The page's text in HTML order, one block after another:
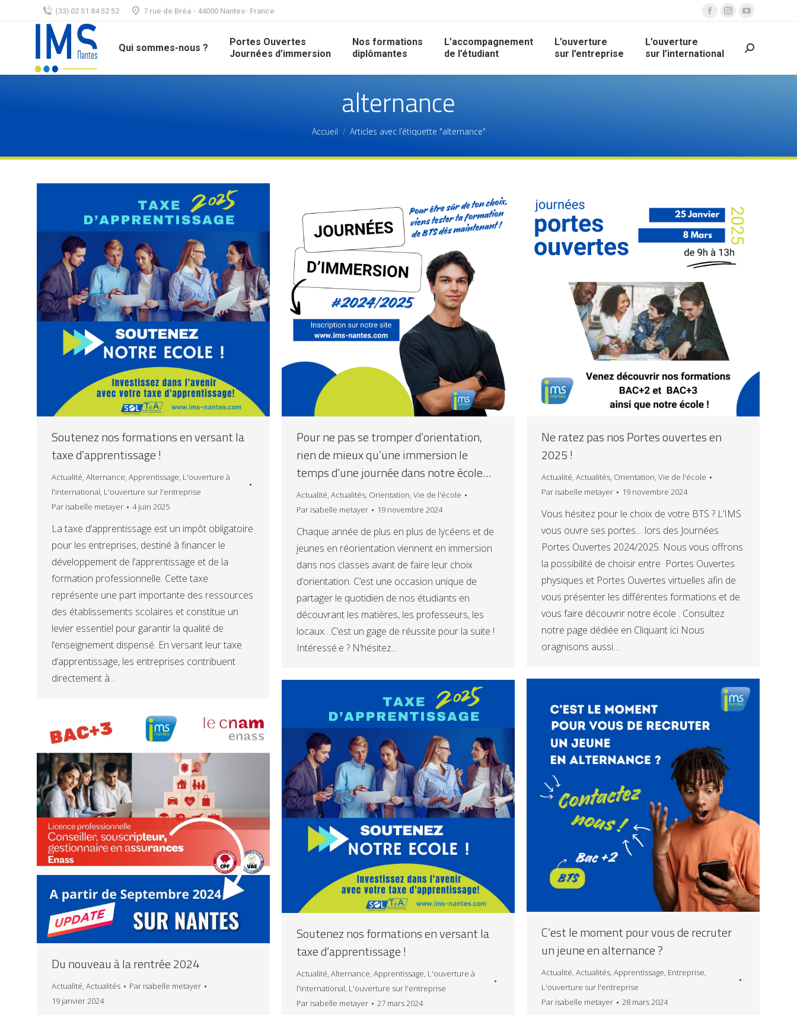
(33) 02 51 84 52 52 7 rue de Bréa - 44000 Nantes- France
Facebook
opens
new
Instagram
opens
new
YouTube
opens
new
Qui sommes-nous ?
Portes Ouvertes
Journées d’immersion
Nos formations
diplômantes
L’accompagnement
de l’étudiant
L’ouverture
sur l’entreprise
L’ouverture
sur l’international
Recherche
alternance
Accueil Articles avec l’étiquette "alternance"
Soutenez nos formations en versant la
taxe d’apprentissage !
Actualité, Alternance, Apprentissage, L'ouverture à
l'international, L'ouverture sur l'entreprise
Par isabelle metayer 4 juin 2025
La taxe d’apprentissage est un impôt obligatoire
pour les entreprises, destiné à financer le
développement de l’apprentissage et de la
formation professionnelle. Cette taxe
représente une part importante des ressources
des établissements scolaires et constitue un
levier essentiel pour garantir la qualité de
l’enseignement dispensé. En versant leur taxe
d’apprentissage, les entreprises contribuent
directement à…
Pour ne pas se tromper d’orientation,
rien de mieux qu’une immersion le
temps d’une journée dans notre école…
Actualité, Actualités, Orientation, Vie de l'école
Par isabelle metayer 19 novembre 2024
Chaque année de plus en plus de lycéens et de
jeunes en réorientation viennent en immersion
dans nos classes avant de faire leur choix
d’orientation. C’est une occasion unique de
partager le quotidien de nos étudiants en
découvrant les matières, les professeurs, les
locaux…C’est un gage de réussite pour la suite !
Intéressé.e ? N’hésitez…
Ne ratez pas nos Portes ouvertes en
2025 !
Actualité, Actualités, Orientation, Vie de l'école
Par isabelle metayer 19 novembre 2024
Vous hésitez pour le choix de votre BTS ? L’IMS
vous ouvre ses portes… lors des Journées
Portes Ouvertes 2024/2025. Nous vous offrons
la possibilité de choisir entre Portes Ouvertes
physiques et Portes Ouvertes virtuelles afin de
vous présenter les différentes formations et de
vous faire découvrir notre école . Consultez
notre page dédiée en Cliquant ici Nous
oragnisons aussi…
C’est le moment pour vous de recruter
un jeune en alternance ?
Actualité, Actualités, Apprentissage, Entreprise,
L'ouverture sur l'entreprise
Par isabelle metayer 28 mars 2024
Soutenez nos formations en versant la
taxe d’apprentissage !
Actualité, Alternance, Apprentissage, L'ouverture à
l'international, L'ouverture sur l'entreprise
Par isabelle metayer 27 mars 2024
Du nouveau à la rentrée 2024
Actualité, Actualités Par isabelle metayer
19 janvier 2024